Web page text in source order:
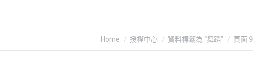
You are here:
Home 授權中心 資料標籤為 “舞蹈” 頁面 9